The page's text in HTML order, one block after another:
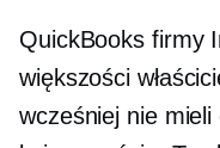
QuickBooks firmy
większości
wcześniej nie